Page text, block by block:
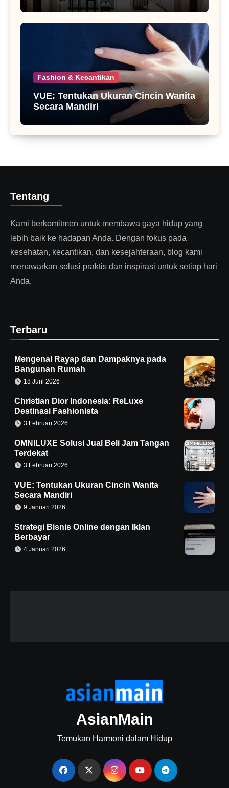
Fashion & Kecantikan
VUE: Tentukan Ukuran Cincin Wanita
Secara Mandiri
Tentang
Kami berkomitmen untuk membawa gaya hidup yang
lebih baik ke hadapan Anda. Dengan fokus pada
kesehatan, kecantikan, dan kesejahteraan, blog kami
menawarkan solusi praktis dan inspirasi untuk setiap hari
Anda.
Terbaru
Mengenal Rayap dan Dampaknya pada
Bangunan Rumah
18 Juni 2026
Christian Dior Indonesia: ReLuxe
Destinasi Fashionista
3 Februari 2026
OMNILUXE Solusi Jual Beli Jam Tangan
Terdekat
3 Februari 2026
VUE: Tentukan Ukuran Cincin Wanita
Secara Mandiri
9 Januari 2026
Strategi Bisnis Online dengan Iklan
Berbayar
4 Januari 2026
AsianMain
Temukan Harmoni dalam Hidup